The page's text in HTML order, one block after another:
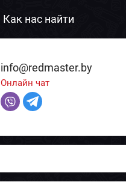
Как нас найти
info@redmaster.by
Онлайн чат